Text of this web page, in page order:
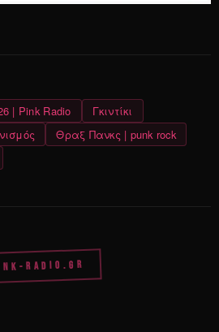
| Pink Radio
Γκιντίκι
Θραξ Πανκς | punk rock
RADIO.GR